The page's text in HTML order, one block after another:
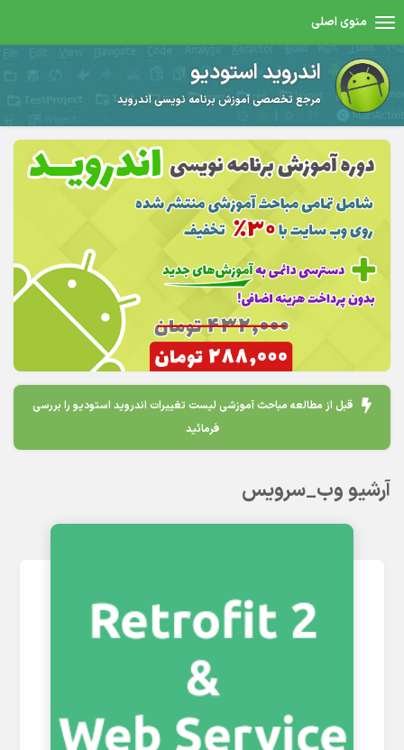
منوی اصلی
اندروید استودیو
مرجع تخصصی آموزش برنامه نویسی اندروید
قبل از مطالعه مباحث آموزشی لیست تغییرات اندروید استودیو را بررسی
فرمائید
آرشیو وب_سرویس